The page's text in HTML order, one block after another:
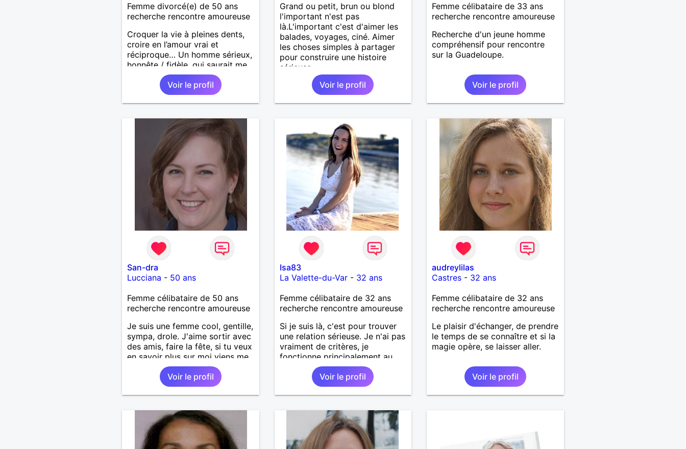
Femme divorcé(e) de 50 ans
recherche rencontre amoureuse
Croquer la vie à pleines dents,
croire en l’amour vrai et
réciproque… Un homme sérieux,
honnête / fidèle, qui saurait me
faire rire à nouveau, est le bien
Voir le profil
Grand ou petit, brun ou blond
l'important n'est pas
là.L'important c'est d'aimer les
balades, voyages, ciné. Aimer
les choses simples à partager
pour construire une histoire
sérieuse.
Voir le profil
Femme célibataire de 33 ans
recherche rencontre amoureuse
Recherche d'un jeune homme
compréhensif pour rencontre
sur la Guadeloupe.
Voir le profil
San-dra
Lucciana - 50 ans
Femme célibataire de 50 ans
recherche rencontre amoureuse
Je suis une femme cool, gentille,
sympa, drole. J'aime sortir avec
des amis, faire la fête, si tu veux
en savoir plus sur moi viens me
Voir le profil
Isa83
La Valette-du-Var- 32 ans
Femme célibataire de 32 ans
recherche rencontre amoureuse
Si je suis là, c'est pour trouver
une relation sérieuse. Je n'ai pas
vraiment de critères, je
fonctionne principalement au
feeling. J'ai pas mal les
randonnées, la musique et les
Voir le profil
audreylilas
Castres - 32 ans
Femme célibataire de 32 ans
recherche rencontre amoureuse
Le plaisir d'échanger, de prendre
le temps de se connaître et si la
magie opère, se laisser aller.
Voir le profil